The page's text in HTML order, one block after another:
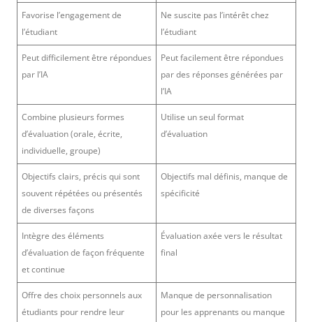
Favorise l’engagement de
l’étudiant
Ne suscite pas l’intérêt chez
l’étudiant
Peut difficilement être répondues
par l’IA
Peut facilement être répondues
par des réponses générées par
l’IA
Combine plusieurs formes
d’évaluation (orale, écrite,
individuelle, groupe)
Utilise un seul format
d’évaluation
Objectifs clairs, précis qui sont
souvent répétées ou présentés
de diverses façons
Objectifs mal définis, manque de
spécificité
Intègre des éléments
d’évaluation de façon fréquente
et continue
Évaluation axée vers le résultat
final
Offre des choix personnels aux
étudiants pour rendre leur
Manque de personnalisation
pour les apprenants ou manque